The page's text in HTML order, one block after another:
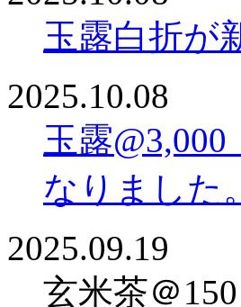
玉露白折が
2025.10.08
玉露
なりました。
2025.09.19
玄米茶＠